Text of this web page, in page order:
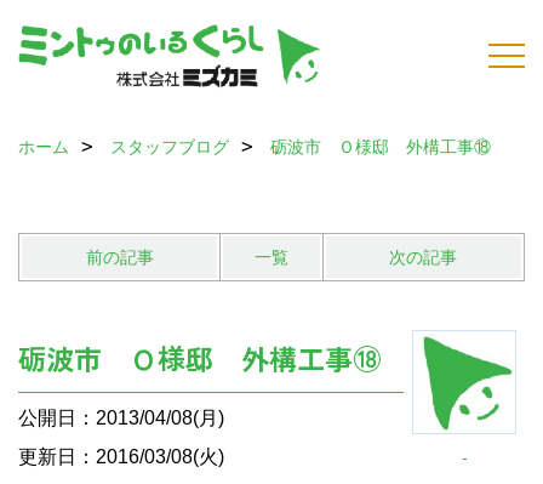
ホーム スタッフブログ 砺波市 Ｏ様邸 外構工事⑱
前の記事 一覧 次の記事
-
砺波市 Ｏ様邸 外構工事⑱
公開日：2013/04/08(月)
更新日：2016/03/08(火)